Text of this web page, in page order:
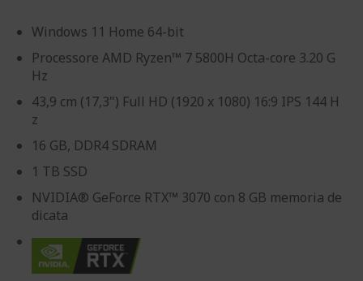
Windows 11 Home 64-bit
Processore AMD Ryzen™ 7 5800H Octa-core 3.20 G
Hz
43,9 cm (17,3") Full HD (1920 x 1080) 16:9 IPS 144 H
z
16 GB, DDR4 SDRAM
1 TB SSD
NVIDIA® GeForce RTX™ 3070 con 8 GB memoria de
dicata